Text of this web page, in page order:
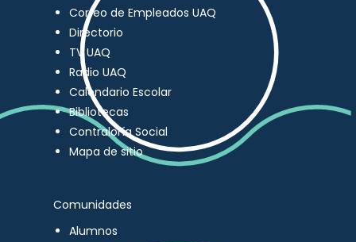
Correo de Empleados UAQ
Directorio
TV UAQ
Radio UAQ
Calendario Escolar
Bibliotecas
Contraloría Social
Mapa de sitio
Comunidades
Alumnos